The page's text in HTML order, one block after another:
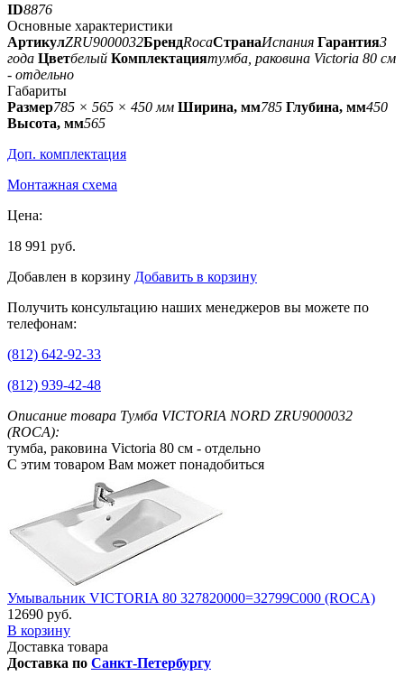
ID8876
Основные характеристики
АртикулZRU9000032БрендRocaСтранаИспания Гарантия3
года Цветбелый Комплектациятумба, раковина Victoria 80 см
- отдельно
Габариты
Размер785 × 565 × 450 мм Ширина, мм785 Глубина, мм450
Высота, мм565
Доп. комплектация
Монтажная схема
Цена:
18 991 руб.
Добавлен в корзину Добавить в корзину
Получить консультацию наших менеджеров вы можете по
телефонам:
(812) 642-92-33
(812) 939-42-48
Описание товара Тумба VICTORIA NORD ZRU9000032
(ROCA):
тумба, раковина Victoria 80 см - отдельно
С этим товаром Вам может понадобиться
Умывальник VICTORIA 80 327820000=32799C000 (ROCA)
12690 руб.
В корзину
Доставка товара
Доставка по Санкт-Петербургу